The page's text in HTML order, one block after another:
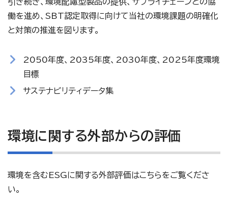
働を進め、SBT認定取得に向けて当社の環境課題の明確化
と対策の推進を図ります。
2050年度、2035年度、2030年度、2025年度環境
目標
サステナビリティデータ集
環境に関する外部からの評価
環境を含むESGに関する外部評価はこちらをご覧くださ
い。